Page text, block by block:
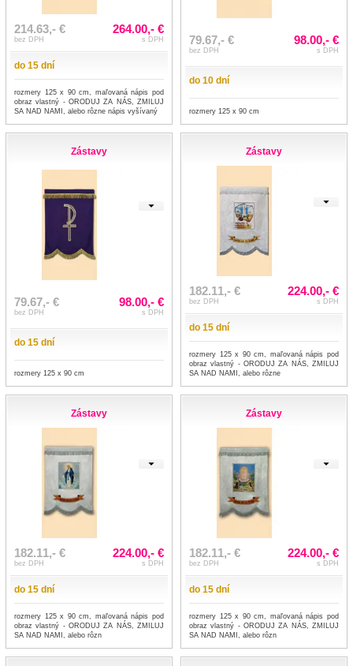
214.63,- €
bez DPH
264.00,- €
s DPH
do 15 dní
rozmery 125 x 90 cm, maľovaná nápis pod
obraz vlastný - ORODUJ ZA NÁS, ZMILUJ
SA NAD NAMI, alebo rôzne nápis vyšívaný
79.67,- €
bez DPH
98.00,- €
s DPH
do 10 dní
rozmery 125 x 90 cm
Zástavy
79.67,- €
bez DPH
98.00,- €
s DPH
do 15 dní
rozmery 125 x 90 cm
Zástavy
182.11,- €
bez DPH
224.00,- €
s DPH
do 15 dní
rozmery 125 x 90 cm, maľovaná nápis pod
obraz vlastný - ORODUJ ZA NÁS, ZMILUJ
SA NAD NAMI, alebo rôzne
Zástavy
182.11,- €
bez DPH
224.00,- €
s DPH
do 15 dní
rozmery 125 x 90 cm, maľovaná nápis pod
obraz vlastný - ORODUJ ZA NÁS, ZMILUJ
SA NAD NAMI, alebo rôzn
Zástavy
182.11,- €
bez DPH
224.00,- €
s DPH
do 15 dní
rozmery 125 x 90 cm, maľovaná nápis pod
obraz vlastný - ORODUJ ZA NÁS, ZMILUJ
SA NAD NAMI, alebo rôzn